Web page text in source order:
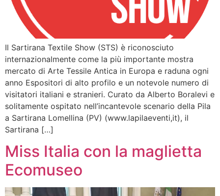
Il Sartirana Textile Show (STS) è riconosciuto
internazionalmente come la più importante mostra
mercato di Arte Tessile Antica in Europa e raduna ogni
anno Espositori di alto profilo e un notevole numero di
visitatori italiani e stranieri. Curato da Alberto Boralevi e
solitamente ospitato nell’incantevole scenario della Pila
a Sartirana Lomellina (PV) (www.lapilaeventi,it), il
Sartirana […]
Miss Italia con la maglietta
Ecomuseo